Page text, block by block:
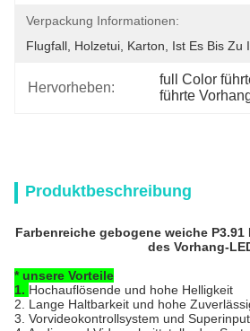
Verpackung Informationen:
Flugfall, Holzetui, Karton, Ist Es Bis Zu
Hervorheben:
full Color
führte
Produktbeschreibung
Farbenreiche gebogene weiche
des Vorhang-
* unsere Vorteile
1. Hochauflösende und hohe Helligkeit
2. Lange Haltbarkeit und hohe
3. Vorvideokontrollsystem und